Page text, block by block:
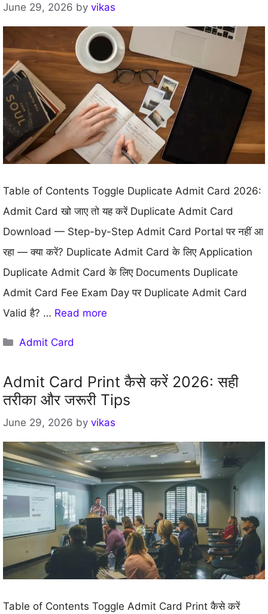
June 29, 2026 by vikas
Table of Contents Toggle Duplicate Admit Card 2026:
Admit Card खो जाए तो यह करें Duplicate Admit Card
Download — Step-by-Step Admit Card Portal पर नहीं आ
रहा — क्या करें? Duplicate Admit Card के लिए Application
Duplicate Admit Card के लिए Documents Duplicate
Admit Card Fee Exam Day पर Duplicate Admit Card
Valid है? … Read more
Categories
Admit Card
Admit Card Print कैसे करें 2026: सही
तरीका और जरूरी Tips
June 29, 2026 by vikas
Table of Contents Toggle Admit Card Print कैसे करें